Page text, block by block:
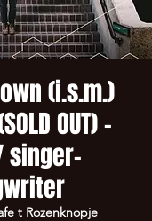
(i.s.m.)
OUT) -
singer-
t Rozenknopje